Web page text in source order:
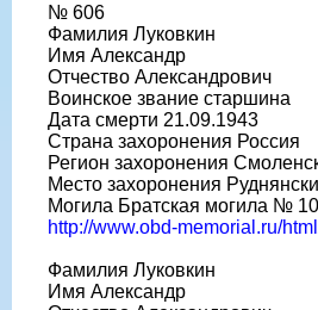
№ 606
Фамилия Луковкин
Имя Александр
Отчество Александрович
Воинское звание старшина
Дата смерти 21.09.1943
Страна захоронения Россия
Регион захоронения
Место захоронения
Могила Братская могила № 10
http://www.obd-memorial.ru/
Фамилия Луковкин
Имя Александр